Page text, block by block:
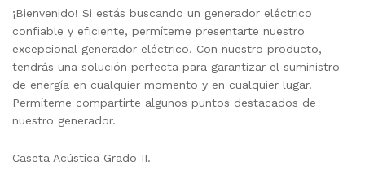
¡Bienvenido! Si estás buscando un generador eléctrico
confiable y eficiente, permíteme presentarte nuestro
excepcional generador eléctrico. Con nuestro producto,
tendrás una solución perfecta para garantizar el suministro
de energía en cualquier momento y en cualquier lugar.
Permíteme compartirte algunos puntos destacados de
nuestro generador.
Caseta Acústica Grado II.